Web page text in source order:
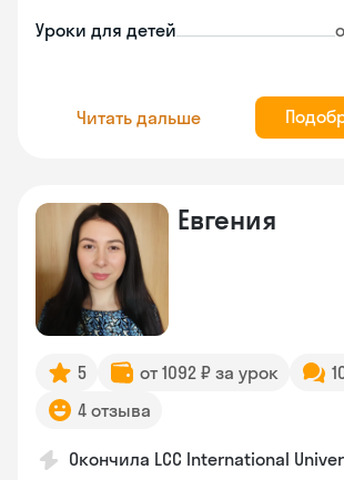
Уроки для детей
Читать дальше
Евгения
5 от 1092 ₽ за урок
4 отзыва
Окончила LCC International